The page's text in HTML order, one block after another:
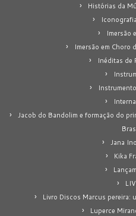
Histórias da
Imersão
Imersão em Choro
Inéditas de
Jacob do Bandolim e formação do
Jana
Kika
Livro Discos Marcus pereira:
Luperce